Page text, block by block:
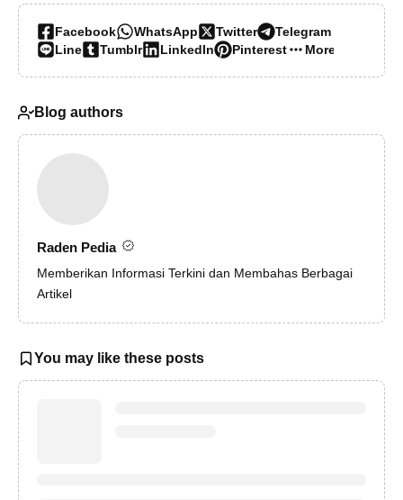
Facebook WhatsApp Twitter
Telegram
Line
Tumblr LinkedIn Pinterest More…
Blog authors
Raden Pedia
Memberikan Informasi Terkini dan Membahas Berbagai
Artikel
You may like these posts